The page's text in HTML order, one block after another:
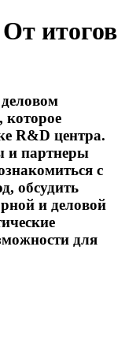
итогов
которое
R&D центра.
и партнеры
с
обсудить
и деловой
для